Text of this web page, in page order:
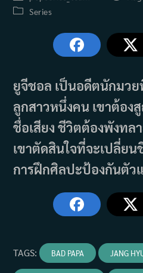
author:
PostSeries
ยูจีชอล เป็นอดีตนักมวย
ลูกสาวหนึ่งคน เขาต้อง
ชื่อเสียง ชีวิตต้องพังทล
เขาตัดสินใจที่จะเปลี่ยน
การฝึกศิลปะป้องกันตัว
TAGS: BAD PAPA JANG